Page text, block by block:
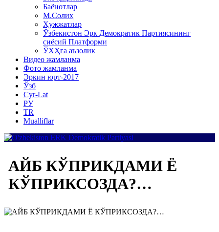
Баёнотлар
М.Солиҳ
Ҳужжатлар
Ўзбекистон Эрк Демократик Партиясининг
сиёсий Платформи
ЎХҲга аъзолик
Видео жамланма
Фото жамланма
Эркин юрт-2017
Ўзб
Cyr-Lat
РУ
TR
Mualliflar
АЙБ КЎПРИКДАМИ Ё
КЎПРИКСОЗДА?…